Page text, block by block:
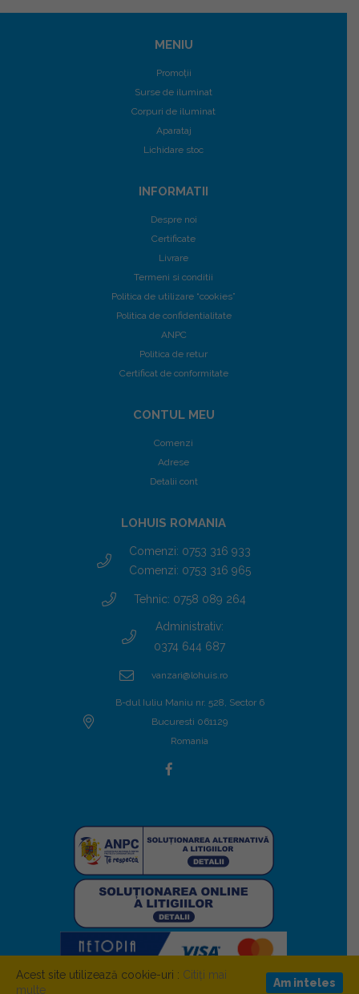
MENIU
Promoții
Surse de iluminat
Corpuri de iluminat
Aparataj
Lichidare stoc
INFORMATII
Despre noi
Certificate
Livrare
Termeni si conditii
Politica de utilizare “cookies”
Politica de confidentialitate
ANPC
Politica de retur
Certificat de conformitate
CONTUL MEU
Comenzi
Adrese
Detalii cont
LOHUIS ROMANIA
Comenzi: 0753 316 933
Comenzi: 0753 316 965
Tehnic: 0758 089 264
Administrativ:
0374 644 687
vanzari@lohuis.ro
B-dul Iuliu Maniu nr. 528, Sector 6
Bucuresti 061129
Romania
Acest site utilizează cookie-uri : Citiți mai
multe
Am inteles